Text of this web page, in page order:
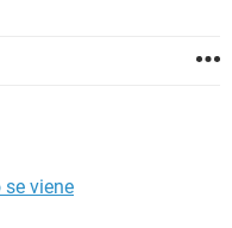
viene